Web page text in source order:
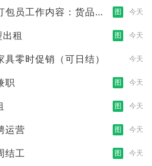
包员工作内容：货品分
图 今天
租 图 今天
具零时促销（可日结） 今天
职 图 今天
图 今天
运营 图 今天
结工 图 今天